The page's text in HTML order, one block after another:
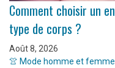
Comment choisir un
type de corps ?
Août 8, 2026
👚 Mode homme et femme